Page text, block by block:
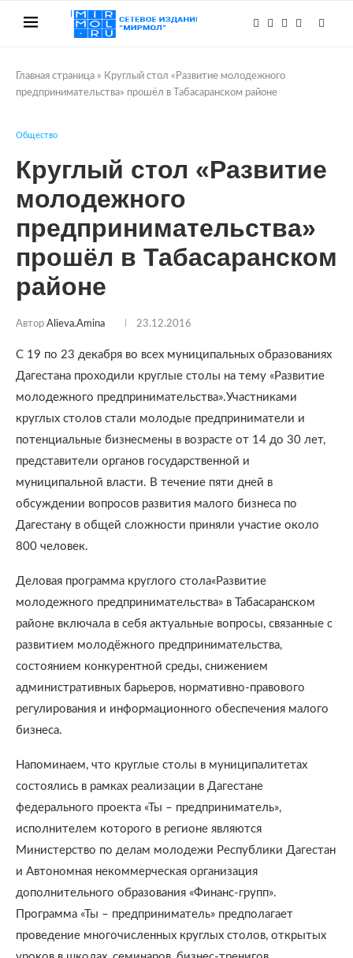
Главная страница » Круглый стол «Развитие молодежного
предпринимательства» прошёл в Табасаранском районе
Общество
Круглый стол «Развитие
молодежного
предпринимательства»
прошёл в Табасаранском
районе
Автор Alieva.amina 23.12.2016
С 19 по 23 декабря во всех муниципальных образованиях
Дагестана проходили круглые столы на тему «Развитие
молодежного предпринимательства».Участниками
круглых столов стали молодые предприниматели и
потенциальные бизнесмены в возрасте от 14 до 30 лет,
представители органов государственной и
муниципальной власти. В течение пяти дней в
обсуждении вопросов развития малого бизнеса по
Дагестану в общей сложности приняли участие около
800 человек.
Деловая программа круглого стола«Развитие
молодежного предпринимательства» в Табасаранском
районе включала в себя актуальные вопросы, связанные с
развитием молодёжного предпринимательства,
состоянием конкурентной среды, снижением
административных барьеров, нормативно-правового
регулирования и информационного обеспечения малого
бизнеса.
Напоминаем, что круглые столы в муниципалитетах
состоялись в рамках реализации в Дагестане
федерального проекта «Ты – предприниматель»,
исполнителем которого в регионе являются
Министерство по делам молодежи Республики Дагестан
и Автономная некоммерческая организация
дополнительного образования «Финанс-групп».
Программа «Ты – предприниматель» предполагает
проведение многочисленных круглых столов, открытых